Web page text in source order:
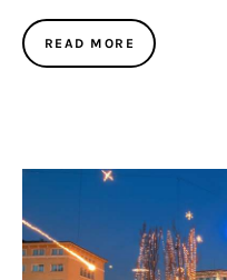
READ MORE